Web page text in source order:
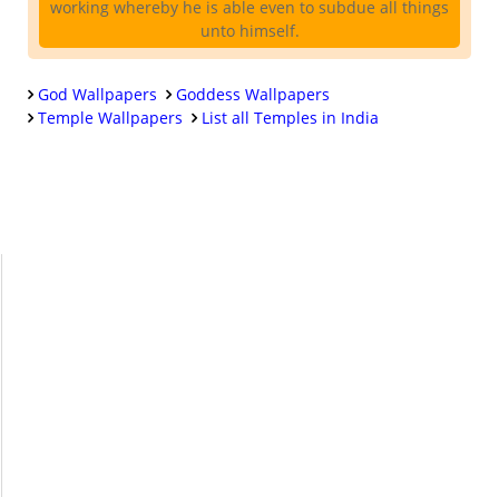
working whereby he is able even to subdue all things
unto himself.
God Wallpapers
Goddess Wallpapers
Temple Wallpapers
List all Temples in India